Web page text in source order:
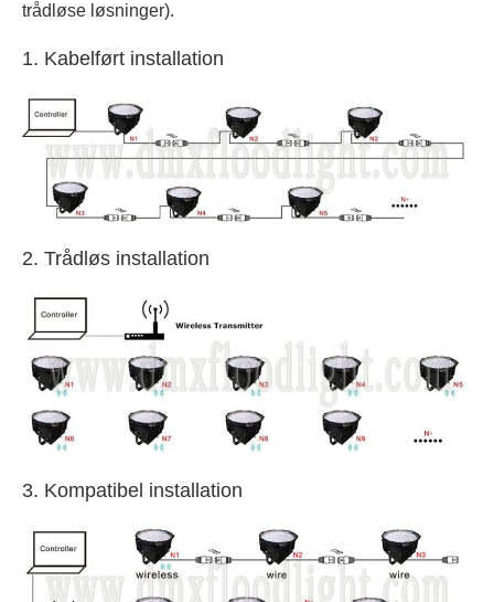
trådløse løsninger).
1. Kabelført installation
2. Trådløs installation
3. Kompatibel installation